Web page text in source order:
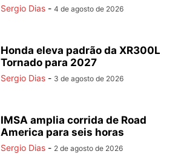
Sergio Dias - 4 de agosto de 2026
Honda eleva padrão da XR300L
Tornado para 2027
Sergio Dias - 3 de agosto de 2026
IMSA amplia corrida de Road
America para seis horas
Sergio Dias - 2 de agosto de 2026